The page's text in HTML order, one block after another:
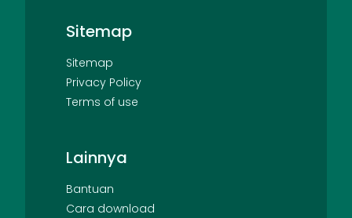
Sitemap
Sitemap
Privacy Policy
Terms of use
Lainnya
Bantuan
Cara download